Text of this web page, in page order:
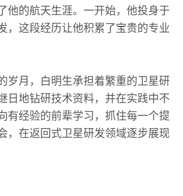
他的航天生涯。一开始，他投身于
，这段经历让他积累了宝贵的专业
岁月，白明生承担着繁重的卫星研
日地钻研技术资料，并在实践中不
有经验的前辈学习，抓住每一个提
，在返回式卫星研发领域逐步展现